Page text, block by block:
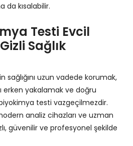
da kısalabilir.
Testi Evcil
Sağlık
sağlığını uzun vadede korumak,
erken yakalamak ve doğru
testi vazgeçilmezdir.
analiz cihazları ve uzman
güvenilir ve profesyonel şekilde